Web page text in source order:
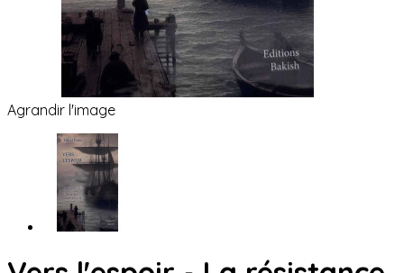
Agrandir l'image